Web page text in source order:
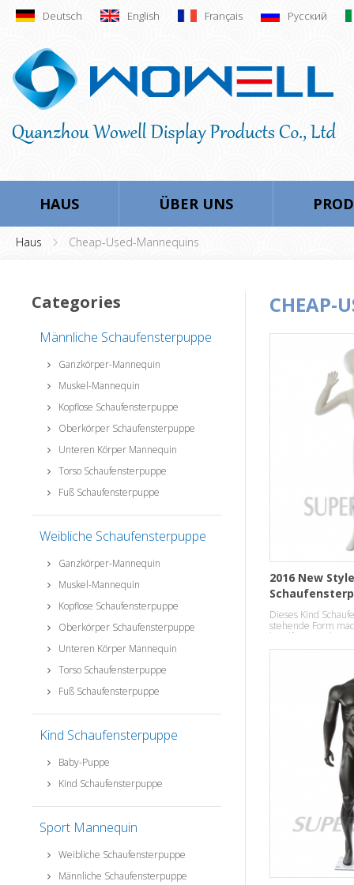
Deutsch English Français Русский
HAUS ÜBER UNS
Haus Cheap-Used-Mannequins
Categories
Männliche Schaufensterpuppe
Ganzkörper-Mannequin
Muskel-Mannequin
Kopflose Schaufensterpuppe
Oberkörper Schaufensterpuppe
Unteren Körper Mannequin
Torso Schaufensterpuppe
Fuß Schaufensterpuppe
Weibliche Schaufensterpuppe
Ganzkörper-Mannequin
Muskel-Mannequin
Kopflose Schaufensterpuppe
Oberkörper Schaufensterpuppe
Unteren Körper Mannequin
Torso Schaufensterpuppe
Fuß Schaufensterpuppe
Kind Schaufensterpuppe
Baby-Puppe
Kind Schaufensterpuppe
Sport Mannequin
Weibliche Schaufensterpuppe
Männliche Schaufensterpuppe
CHEAP-
2016 New
Dieses Kind
stehende Form
handfeste Mode